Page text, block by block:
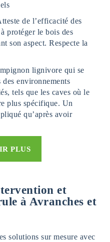
de l’efficacité des
protéger le bois des
son aspect. Respecte la
lignivore qui se
environnements
tels que les caves où le
plus spécifique. Un
qu’après avoir
PLUS
et
à Avranches et
solutions sur mesure avec